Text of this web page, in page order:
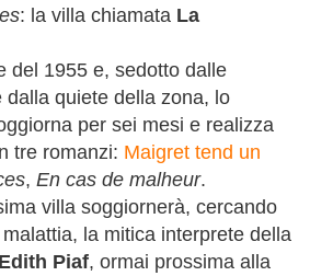
: la villa chiamata La
del 1955 e, sedotto dalle
dalla quiete della zona, lo
per sei mesi e realizza
tre romanzi: Maigret tend un
, En cas de malheur.
villa soggiornerà, cercando
la mitica interprete della
Edith Piaf, ormai prossima alla